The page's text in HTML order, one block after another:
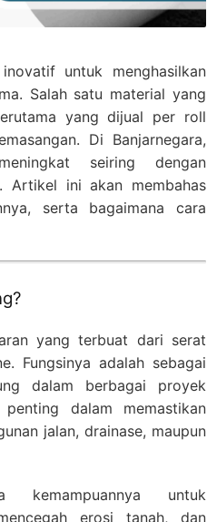
untuk menghasilkan
Salah satu material yang
yang dijual per roll
Di Banjarnegara,
seiring dengan
Artikel ini akan membahas
serta bagaimana cara
yang terbuat dari serat
Fungsinya adalah sebagai
dalam berbagai proyek
dalam memastikan
jalan, drainase, maupun
kemampuannya untuk
erosi tanah, dan